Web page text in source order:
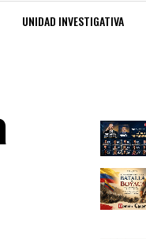
UNIDAD INVESTIGATIVA